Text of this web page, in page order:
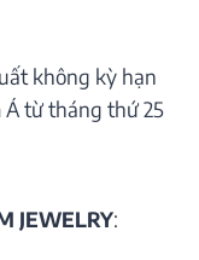
không kỳ hạn
Á từ tháng thứ 25
JEWELRY: